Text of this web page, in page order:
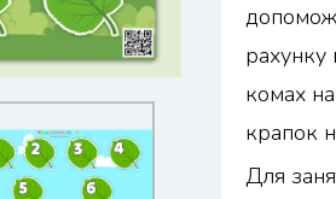
рахунку
комах
крапок
Для